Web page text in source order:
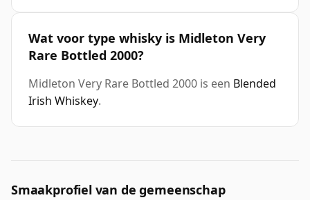
Wat voor type whisky is Midleton Very
Rare Bottled 2000?
Midleton Very Rare Bottled 2000 is een Blended
Irish Whiskey.
Smaakprofiel van de gemeenschap